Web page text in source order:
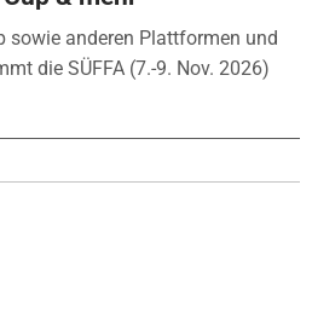
sowie anderen Plattformen und
die SÜFFA (7.-9. Nov. 2026)